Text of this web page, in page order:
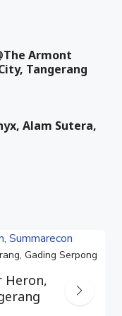
& Maribaya
Armont
Tangerang
Alam Sutera,
Gading Serpong
Heron,